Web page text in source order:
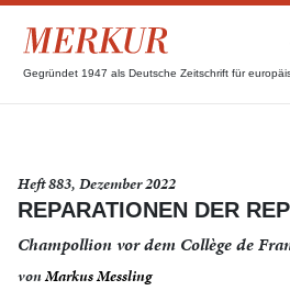
Gegründet 1947 als Deutsche Zeitschrift für
Heft 883, Dezember 2022
REPARATIONEN DER
Champollion vor dem Collège de
vonMarkus Messling